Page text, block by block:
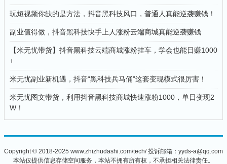
玩短视频你缺的是方法，抖音黑科技风口，普通人真能逆袭赚钱！
副业值得做，抖音黑科技快手上人涨粉云端商城真能逆袭赚钱
【米无忧带货】抖音黑科技云端商城涨粉挂车，学会也能日赚1000
+
米无忧副业新机遇，抖音“黑科技兵马俑”这套变现模式很厉害！
米无忧图文带货，利用抖音黑科技商城快速涨粉1000，单日变现2
W！
Copyright © 2018-2025 www.zhizhudashi.com/tech/ 投诉邮箱：yyds-a@qq.com
本站仅提供信息存储空间服务，本站不拥有所有权，不承担相关法律责任。